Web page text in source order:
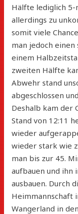
Hälfte lediglich
allerdings zu
somit viele
man jedoch
einem
zweiten Hälfte
Abwehr stand
abgeschlossen
Deshalb kam der
Stand von 12:11
wieder
wieder stark wie
man bis zur 45.
aufbauen und ihn
ausbauen. Durch
Heimmannschaft
Wangerland in